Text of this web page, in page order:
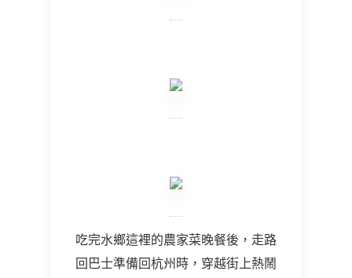
吃完水鄉這裡的農家菜晚餐後，走路
回巴士準備回杭州時，穿越街上熱鬧